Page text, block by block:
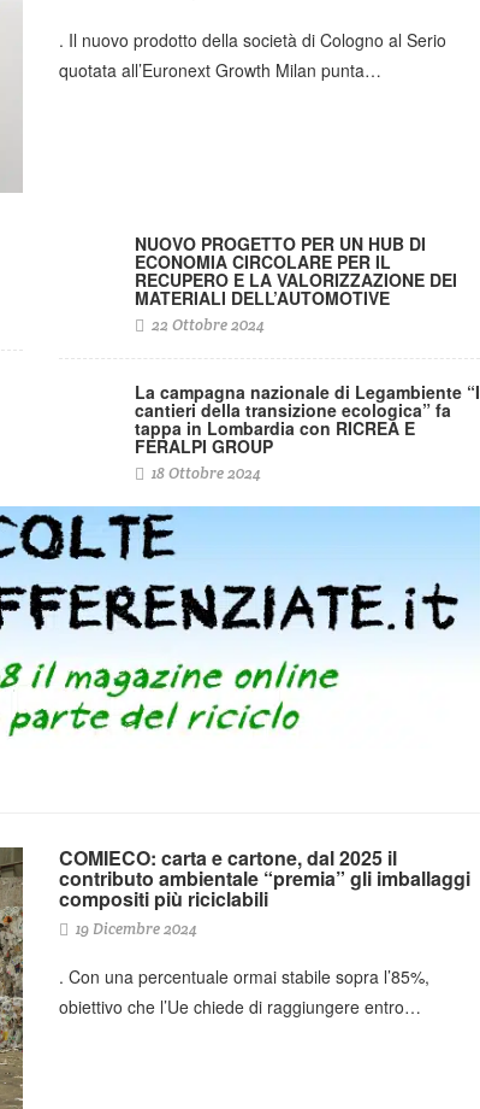
. Il nuovo prodotto della società di Cologno al Serio
quotata all’Euronext Growth Milan punta…
NUOVO PROGETTO PER UN HUB DI
ECONOMIA CIRCOLARE PER IL
RECUPERO E LA VALORIZZAZIONE DEI
MATERIALI DELL’AUTOMOTIVE
22 Ottobre 2024
La campagna nazionale di Legambiente “I
cantieri della transizione ecologica” fa
tappa in Lombardia con RICREA E
FERALPI GROUP
18 Ottobre 2024
COMIECO: carta e cartone, dal 2025 il
contributo ambientale “premia” gli imballaggi
compositi più riciclabili
19 Dicembre 2024
. Con una percentuale ormai stabile sopra l’85%,
obiettivo che l’Ue chiede di raggiungere entro…